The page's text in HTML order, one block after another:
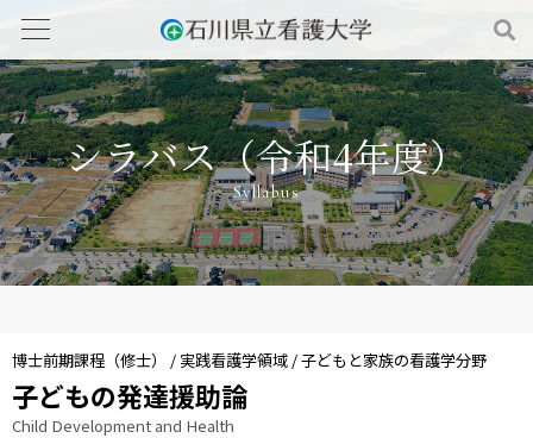
シラバス（令和4年度）
Syllabus
博士前期課程（修士） / 実践看護学領域 / 子どもと家族の看護学分野
子どもの発達援助論
Child Development and Health